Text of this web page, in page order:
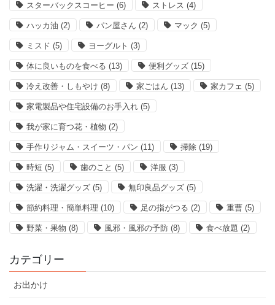
スターバックスコーヒー (6) ストレス (4)
ハッカ油 (2) パン屋さん (2) マック (5)
ミスド (5) ヨーグルト (3)
体に良いものを食べる (13) 便利グッズ (15)
冷え改善・しもやけ (8) 家ごはん (13) 家カフェ (5)
家電製品や住宅設備のお手入れ (5)
我が家に育つ花・植物 (2)
手作りジャム・スイーツ・パン (11) 掃除 (19)
時短 (5) 歯のこと (5) 洋服 (3)
洗濯・洗濯グッズ (5) 無印良品グッズ (5)
節約料理・簡単料理 (10) 足の指がつる (2) 重曹 (5)
野菜・果物 (8) 風邪・風邪の予防 (8) 食べ放題 (2)
カテゴリー
お出かけ